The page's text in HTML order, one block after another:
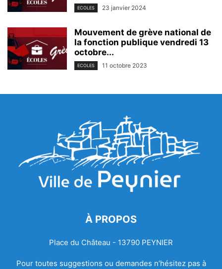
ECOLES 23 janvier 2024
Mouvement de grève national de
la fonction publique vendredi 13
octobre...
ECOLES 11 octobre 2023
À PROPOS
Place du Château - 13790 PEYNIER
Pour toutes suggestions ou demandes n’hésitez pas à